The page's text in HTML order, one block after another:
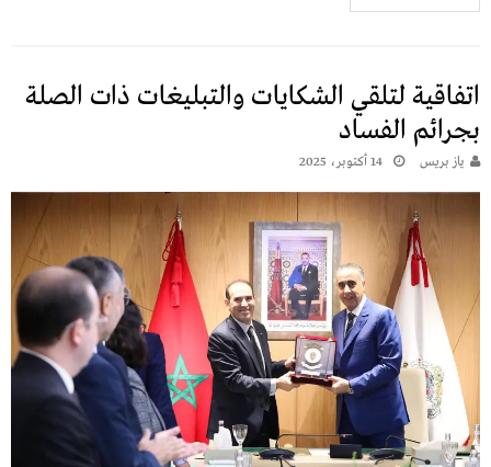
اتفاقية لتلقي الشكايات والتبليغات ذات الصلة
بجرائم الفساد
يـاز بريـس 14 أكتوبر، 2025